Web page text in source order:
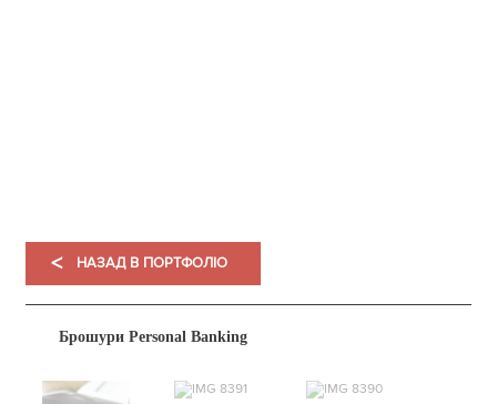
< НАЗАД В ПОРТФОЛІО
Брошури Personal Banking